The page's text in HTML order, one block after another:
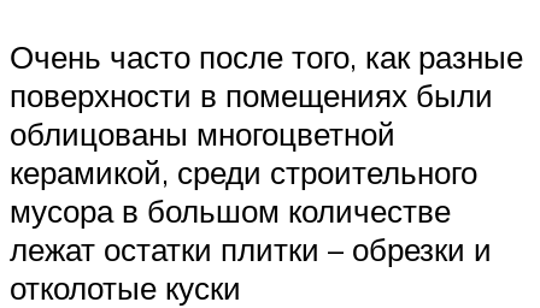
Очень часто после того, как разные
поверхности в помещениях были
облицованы многоцветной
керамикой, среди строительного
мусора в большом количестве
лежат остатки плитки – обрезки и
отколотые куски